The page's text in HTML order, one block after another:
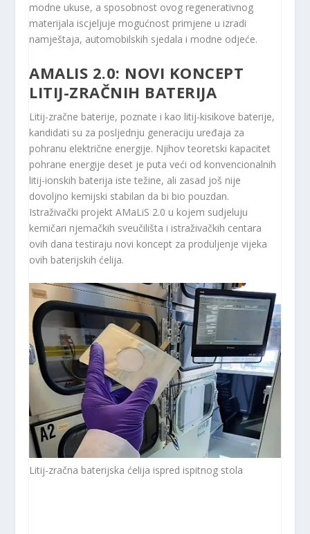
modne ukuse, a sposobnost ovog regenerativnog
materijala iscjeljuje mogućnost primjene u izradi
namještaja, automobilskih sjedala i modne odjeće.
AMALIS 2.0: NOVI KONCEPT
LITIJ-ZRAČNIH BATERIJA
Litij-zračne baterije, poznate i kao litij-kisikove baterije,
kandidati su za posljednju generaciju uređaja za
pohranu električne energije. Njihov teoretski kapacitet
pohrane energije deset je puta veći od konvencionalnih
litij-ionskih baterija iste težine, ali zasad još nije
dovoljno kemijski stabilan da bi bio pouzdan.
Istraživački projekt AMaLiS 2.0 u kojem sudjeluju
kemičari njemačkih sveučilišta i istraživačkih centara
ovih dana testiraju novi koncept za produljenje vijeka
ovih baterijskih ćelija.
Litij-zračna baterijska ćelija ispred ispitnog stola